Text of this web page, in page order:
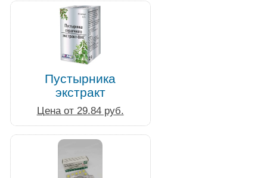
Пустырника
экстракт
Цена от 29.84 руб.